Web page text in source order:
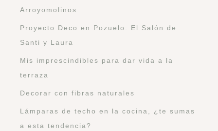
Arroyomolinos
Proyecto Deco en Pozuelo: El Salón de
Santi y Laura
Mis imprescindibles para dar vida a la
terraza
Decorar con fibras naturales
Lámparas de techo en la cocina, ¿te sumas
a esta tendencia?